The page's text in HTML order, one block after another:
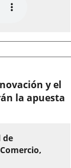
y el
la apuesta
de